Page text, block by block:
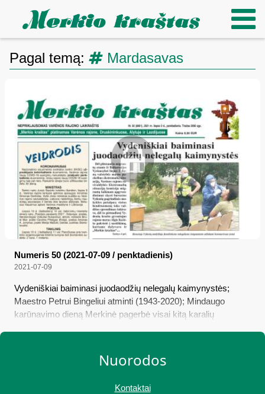
Pagal temą: Mardasavas
Numeris 50 (2021-07-09 / penktadienis)
2021-07-09
Vydeniškiai baiminasi juodaodžių nelegalų kaimynystės;
Maestro Petrui Bingeliui atminti (1943-2020); Mindaugo
karūnavimo dieną Merkinė pagerbė visai kitą karalių
Nuorodos
Kontaktai